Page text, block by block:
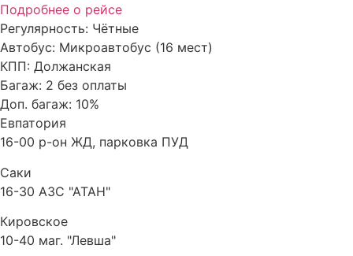
Подробнее о рейсе
Регулярность: Чётные
Автобус: Микроавтобус (16 мест)
КПП: Должанская
Багаж: 2 без оплаты
Доп. багаж: 10%
Евпатория
16-00 р-он ЖД, парковка ПУД
Саки
16-30 АЗС "АТАН"
Кировское
10-40 маг. "Левша"